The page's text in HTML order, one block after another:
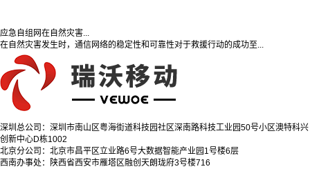
应急自组网在自然灾害...
在自然灾害发生时，通信网络的稳定性和可靠性对于救援行动的成功至...
深圳总公司：深圳市南山区粤海街道科技园社区深南路科技工业园50号小区澳特科兴
创新中心D栋1002
北京分公司：北京市昌平区立业路6号大数据智能产业园1号楼6层
西南办事处：陕西省西安市雁塔区融创天朗珑府3号楼716